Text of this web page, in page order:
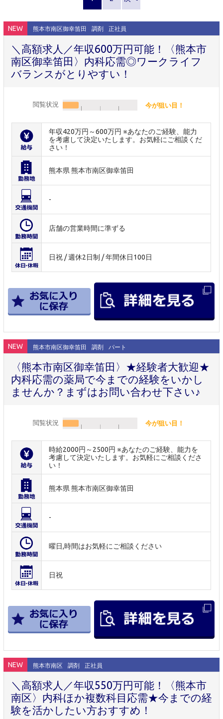
NEW 熊本市南区御幸笛田 調剤 正社員
＼高額求人／年収600万円可能！〈熊本市
南区御幸笛田〉内科応需◎ワークライフ
バランスがとりやすい！
閲覧状況 今が狙い目！
年収420万円～600万円 ※あなたのご経験、能力
を考慮して決定いたします。お気軽にご相談くだ
さい！
熊本県 熊本市南区御幸笛田
-
店舗の営業時間に準ずる
日祝 / 週休2日制 / 年間休日100日
NEW 熊本市南区御幸笛田 調剤 パート
〈熊本市南区御幸笛田〉★経験者大歓迎★
内科応需の薬局で今までの経験をいかし
ませんか？まずはお問い合わせ下さい♪
閲覧状況 今が狙い目！
時給2000円～2500円 ※あなたのご経験、能力を
考慮して決定いたします。お気軽にご相談くださ
い！
熊本県 熊本市南区御幸笛田
-
曜日,時間はお気軽にご相談ください
日祝
NEW 熊本市南区 調剤 正社員
＼高額求人／年収550万円可能！〈熊本市
南区〉内科ほか複数科目応需★今までの経
験を活かしたい方おすすめ！